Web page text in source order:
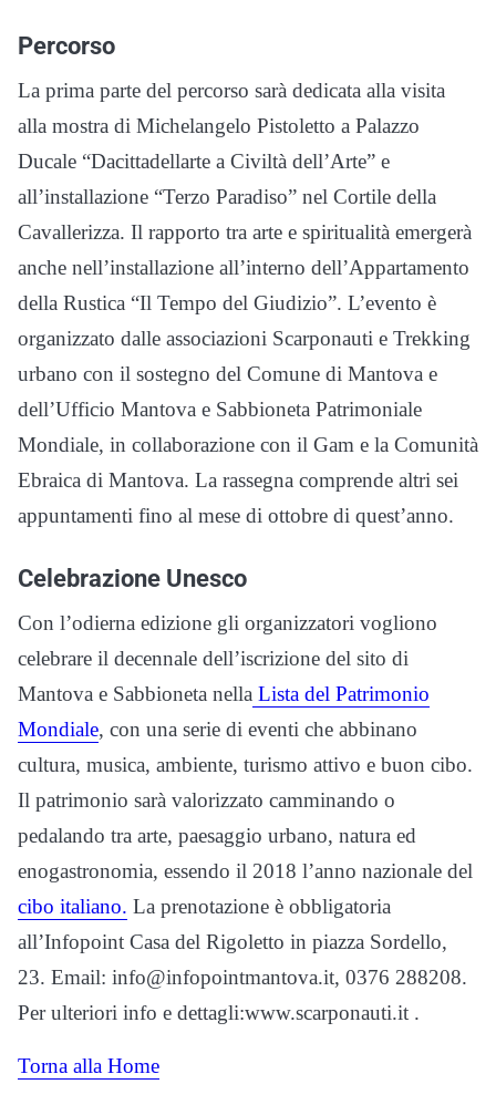
Percorso
La prima parte del percorso sarà dedicata alla visita
alla mostra di Michelangelo Pistoletto a Palazzo
Ducale “Dacittadellarte a Civiltà dell’Arte” e
all’installazione “Terzo Paradiso” nel Cortile della
Cavallerizza. Il rapporto tra arte e spiritualità emergerà
anche nell’installazione all’interno dell’Appartamento
della Rustica “Il Tempo del Giudizio”. L’evento è
organizzato dalle associazioni Scarponauti e Trekking
urbano con il sostegno del Comune di Mantova e
dell’Ufficio Mantova e Sabbioneta Patrimoniale
Mondiale, in collaborazione con il Gam e la Comunità
Ebraica di Mantova. La rassegna comprende altri sei
appuntamenti fino al mese di ottobre di quest’anno.
Celebrazione Unesco
Con l’odierna edizione gli organizzatori vogliono
celebrare il decennale dell’iscrizione del sito di
Mantova e Sabbioneta nella Lista del Patrimonio
Mondiale, con una serie di eventi che abbinano
cultura, musica, ambiente, turismo attivo e buon cibo.
Il patrimonio sarà valorizzato camminando o
pedalando tra arte, paesaggio urbano, natura ed
enogastronomia, essendo il 2018 l’anno nazionale del
cibo italiano. La prenotazione è obbligatoria
all’Infopoint Casa del Rigoletto in piazza Sordello,
23. Email: info@infopointmantova.it, 0376 288208.
Per ulteriori info e dettagli:www.scarponauti.it .
Torna alla Home